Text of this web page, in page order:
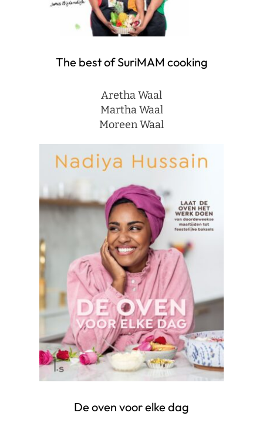
The best of SuriMAM cooking
Aretha Waal
Martha Waal
Moreen Waal
De oven voor elke dag